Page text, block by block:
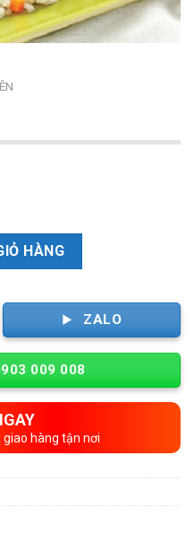
HÀNG
ZALO
009 008
giao hàng tận nơi